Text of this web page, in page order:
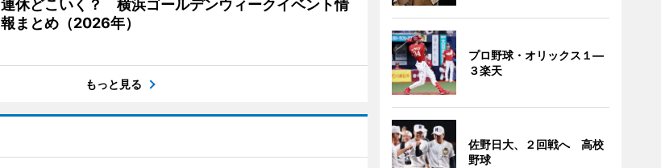
連休どこいく？ 横浜ゴールデンウィークイベント情
報まとめ（2026年）
もっと見る
プロ野球・オリックス１―
３楽天
佐野日大、２回戦へ 高校
野球